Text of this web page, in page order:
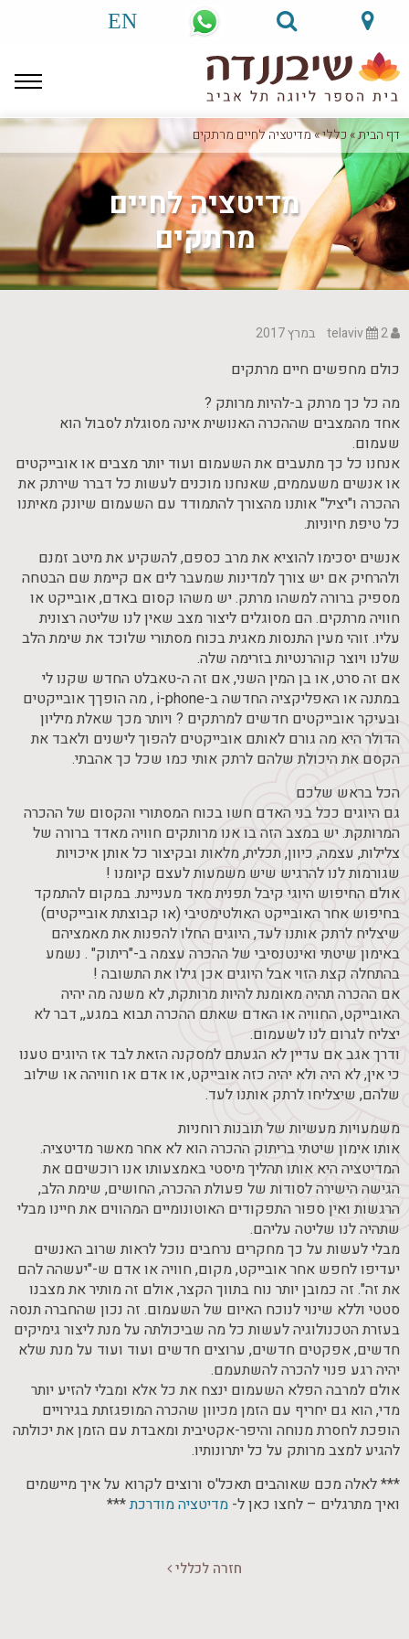
EN
דף הבית»כללי»מדיטציה לחיים מרתקים
מדיטציה לחיים
מרתקים
2 במרץ 2017
כולם מחפשים חיים מרתקים
מה כל כך מרתק ב-להיות מרותק ?
אחד מהמצבים שההכרה האנושית אינה מסוגלת לסבול הוא
שעמום.
אנחנו כל כך מתעבים את השעמום ועוד יותר מצבים או אובייקטים
או אנשים משעממים, שאנחנו מוכנים לעשות כל דברר שירתק את
ההכרה ו"יציל" אותנו מהצורך להתמודד עם השעמום שיונק מאיתנו
כל טיפת חיוניות.
אנשים יסכימו להוציא את מרב כספם, להשקיע את מיטב זמנם
ולהרחיק אם יש צורך למדינות שמעבר לים אם קיימת שם הבטחה
מספיק ברורה למשהו מרתק. יש משהו קסום באדם, אובייקט או
חוויה מרתקים. הם מסוגלים ליצור מצב שאין לנו שליטה רצונית
עליו. זוהי מעין התנסות מאגית בכוח מסתורי שלוכד את שימת הלב
שלנו ויוצר קוהרנטיות בזרימה שלה.
אם זה סרט, או בן המין השני, אם זה ה-טאבלט החדש שקנו לי
במתנה או האפליקציה החדשה ב-i-phone , מה הופךך אובייקטים
ובעיקר אובייקטים חדשים למרתקים ? ויותר מכך שאלת מיליון
הדולר היא מה גורם לאותם אובייקטים להפוך לישנים ולאבד את
הקסם את היכולת שלהם לרתק אותי כמו שכל כך אהבתי.
הכל בראש שלכם
גם היוגים ככל בני האדם חשו בכוח המסתורי והקסום של ההכרה
המרותקת. יש במצב הזה בו אנו מרותקים חוויה מאדד ברורה של
צלילות, עצמה, כיוון, תכלית, מלאות ובקיצור כל אותן איכויות
שגורמות לנו להרגיש שיש משמעות לעצם קיומנו !
אולם החיפוש היוגי קיבל תפנית מאד מעניינת. במקום להתמקד
בחיפוש אחר האובייקט האולטימטיבי (או קבוצתת אובייקטים)
שיצליח לרתק אותנו לעד, היוגים החלו להפנות את מאמציהם
באימון שיטתי ואינטנסיבי של ההכרה עצמה ב-"ריתוק" . נשמע
בהתחלה קצת הזוי אבל היוגים אכן גילו את התשובה !
אם ההכרה תהיה מאומנת להיות מרותקת, לא משנה מה יהיה
האובייקט, החוויה או האדם שאתם ההכרה תבוא במגע,, דבר לא
יצליח לגרום לנו לשעמום.
ודרך אגב אם עדיין לא הגעתם למסקנה הזאת לבד אז היוגים טענו
כי אין, לא היה ולא יהיה כזה אובייקט, או אדם או חוויהה או שילוב
שלהם, שיצליחו לרתק אותנו לעד.
משמעויות מעשיות של תובנות רוחניות
אותו אימון שיטתי בריתוק ההכרה הוא לא אחר מאשר מדיטציה.
המדיטציה היא אותו תהליך מיסטי באמצעותו אנו רוכשיםם את
הגישה הישירה לסודות של פעולת ההכרה, החושים, שימת הלב,
הרגשות ואין ספור התפקודים האוטונומיים המהווים את חיינו מבלי
שתהיה לנו שליטה עליהם.
מבלי לעשות על כך מחקרים נרחבים נוכל לראות שרוב האנשים
יעדיפו לחפש אחר אובייקט, מקום, חוויה או אדם ש-"יעשהה להם
את זה". זה כמובן יותר נוח בתווך הקצר, אולם זה מותיר את מצבנו
סטטי וללא שינוי לנוכח האיום של השעמום. זה נכון שהחברה תנסה
בעזרת הטכנולוגיה לעשות כל מה שביכולתה על מנת ליצור גימיקים
חדשים, אפקטים חדשים, ערוצים חדשים ועוד ועוד על מנת שלא
יהיה רגע פנוי להכרה להשתעמם.
אולם למרבה הפלא השעמום ינצח את כל אלא ומבלי להזיע יותר
מדי, הוא גם יחריף עם הזמן מכיוון שהכרה המופגזתת בגירויים
הופכת לחסרת מנוחה והיפר-אקטיבית ומאבדת עם הזמן את יכולתה
להגיע למצב מרותק על כל יתרונותיו.
*** לאלה מכם שאוהבים תאכל'ס ורוצים לקרוא על איך מיישמים
ואיך מתרגלים – לחצו כאן ל- מדיטציה מודרכת***
חזרה לכללי